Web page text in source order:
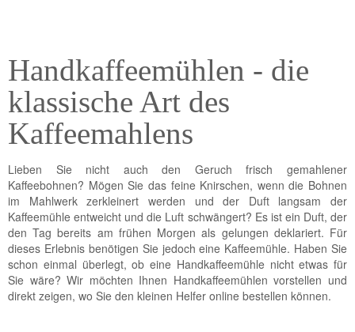
Handkaffeemühlen - die
klassische Art des
Kaffeemahlens
Lieben Sie nicht auch den Geruch frisch gemahlener
Kaffeebohnen? Mögen Sie das feine Knirschen, wenn die Bohnen
im Mahlwerk zerkleinert werden und der Duft langsam der
Kaffeemühle entweicht und die Luft schwängert? Es ist ein Duft, der
den Tag bereits am frühen Morgen als gelungen deklariert. Für
dieses Erlebnis benötigen Sie jedoch eine Kaffeemühle. Haben Sie
schon einmal überlegt, ob eine Handkaffeemühle nicht etwas für
Sie wäre? Wir möchten Ihnen Handkaffeemühlen vorstellen und
direkt zeigen, wo Sie den kleinen Helfer online bestellen können.